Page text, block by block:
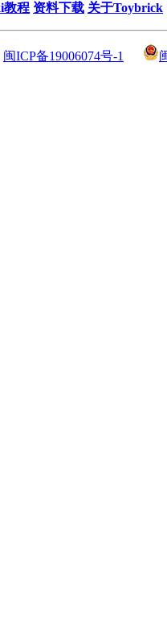
教程 资料下载 关于Toybrick
闽ICP备19006074号-1